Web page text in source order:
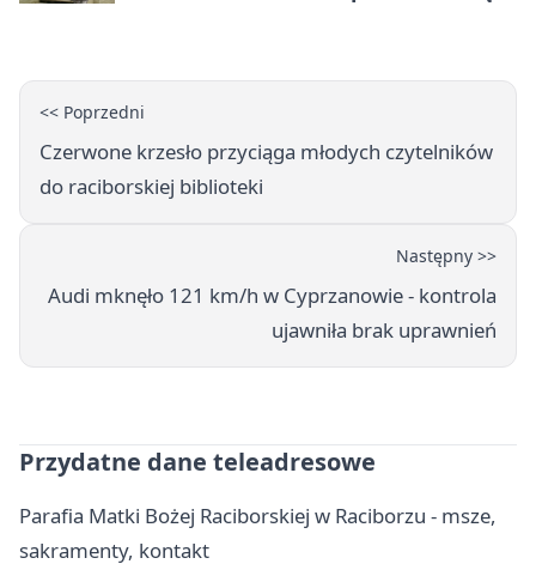
<< Poprzedni
Czerwone krzesło przyciąga młodych czytelników
do raciborskiej biblioteki
Następny >>
Audi mknęło 121 km/h w Cyprzanowie - kontrola
ujawniła brak uprawnień
Przydatne dane teleadresowe
Parafia Matki Bożej Raciborskiej w Raciborzu - msze,
sakramenty, kontakt